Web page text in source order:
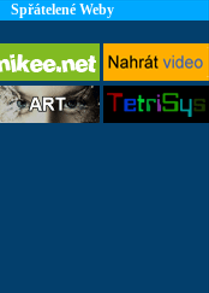
Spřátelené Weby